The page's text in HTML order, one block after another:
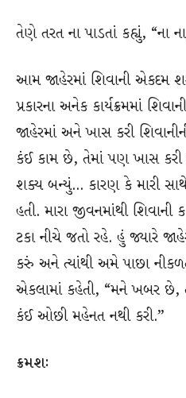
તેણે તરત ના પાડતાં કહ્યું, “ના
આમ જાહેરમાં શિવાની એકદમ
પ્રકારના અનેક કાર્યક્રમમાં
જાહેરમાં અને ખાસ કરી
કંઈ કામ છે, તેમાં પણ ખાસ કરી
શક્ય બન્યું… કારણ કે મારી
હતી. મારા જીવનમાંથી શિવાની
ટકા નીચે જતો રહે. હું જ્યારે
કરું અને ત્યાંથી અમે પાછા
એકલામાં કહેતી, “મને ખબર છે,
કંઈ ઓછી મહેનત નથી કરી.”
ક્રમશઃ